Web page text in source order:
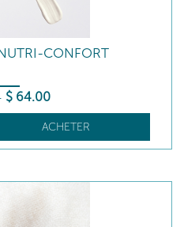
CONFORT
$ 64.00
ACHETER